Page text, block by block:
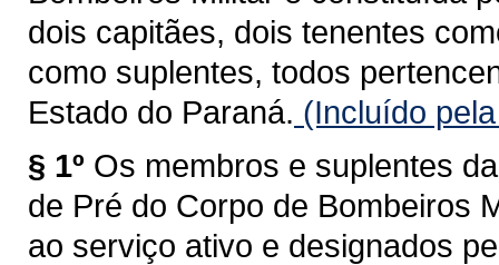
dois capitães, dois tenentes
como suplentes, todos
Estado do Paraná. (Incluído
§ 1º Os membros e suplentes
de Pré do Corpo de Bombeiros
ao serviço ativo e designados